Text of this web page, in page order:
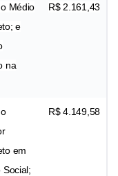
Médio
e
na
R$ 2.161,43
em
Social;
R$ 4.149,58